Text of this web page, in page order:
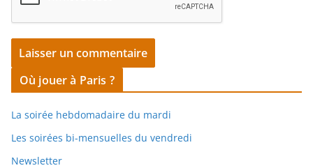
Où jouer à Paris ?
La soirée hebdomadaire du mardi
Les soirées bi-mensuelles du vendredi
Newsletter